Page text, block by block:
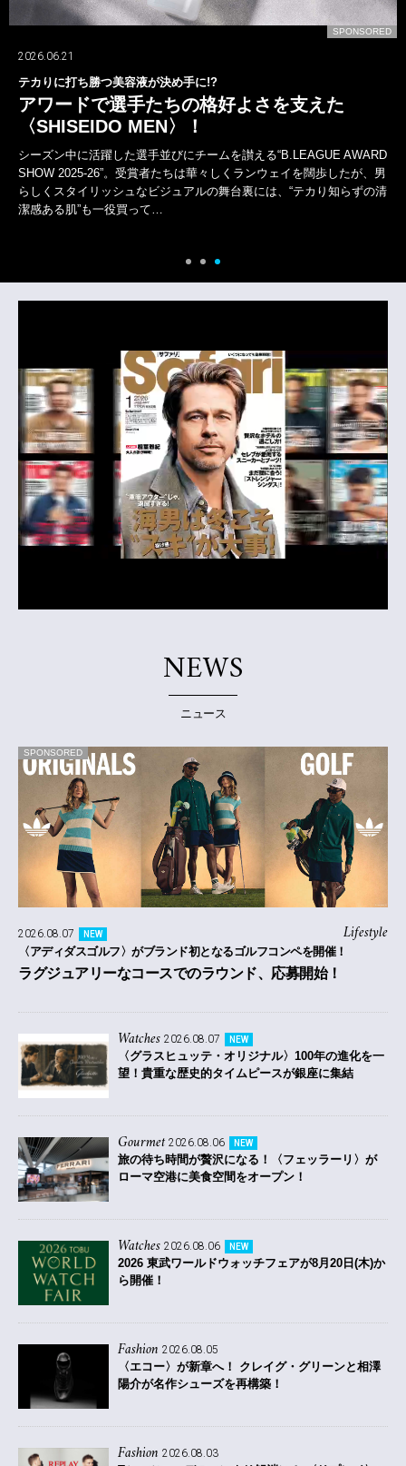
SPONSORED
2026.07.24
山下智久が〈ブルガリ〉の新しいオクトとともに！
一面では語れない多彩な表現者！
山下智久は、デビューから今年活動30周年を迎えた。しかし、歩んで
きた軌跡は、けっして平坦ではなかった。アイドルから俳優、海外で
の活動など常に新たな道を自ら切り拓いてきた。その腕元には〈ブル
ガリ〉の“オクト フィニッシモ”がある。そして新作…
NEWS
ニュース
SPONSORED
Lifestyle
2026.08.07 NEW
〈アディダスゴルフ〉がブランド初となるゴルフコンペを開催！
ラグジュアリーなコースでのラウンド、応募開始！
Watches 2026.08.07 NEW
〈グラスヒュッテ・オリジナル〉100年の進化を一
望！貴重な歴史的タイムピースが銀座に集結
Gourmet 2026.08.06 NEW
旅の待ち時間が贅沢になる！〈フェッラーリ〉が
ローマ空港に美食空間をオープン！
Watches 2026.08.06 NEW
2026 東武ワールドウォッチフェアが8月20日(木)か
ら開催！
Fashion 2026.08.05
〈エコー〉が新章へ！ クレイグ・グリーンと相澤
陽介が名作シューズを再構築！
Fashion 2026.08.03